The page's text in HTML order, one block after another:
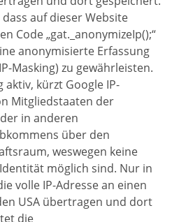
auf dieser Website
Code „gat._anonymizeIp();“
anonymisierte Erfassung
Masking) zu gewährleisten.
kürzt Google IP-
Mitgliedstaaten der
in anderen
über den
weswegen keine
möglich sind. Nur in
volle IP-Adresse an einen
USA übertragen und dort
die